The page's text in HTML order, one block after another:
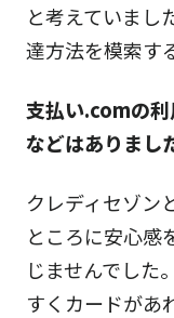
と考えていまし
達方法を模索す
支払い.comの
などはありまし
クレディセゾン
ところに安心感
じませんでした
すくカードがあ